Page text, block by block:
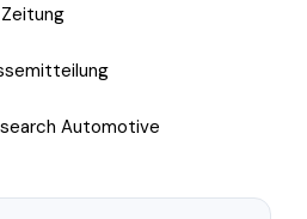
Automotive